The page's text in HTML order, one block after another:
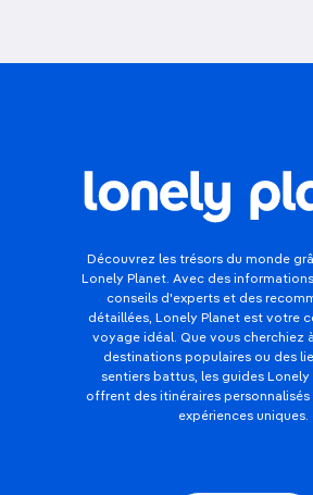
Découvrez les trésors du monde
Lonely Planet. Avec des
conseils d'experts et des
détaillées, Lonely Planet est votre
voyage idéal. Que vous cherchiez
destinations populaires ou des
sentiers battus, les guides Lonely
offrent des itinéraires
expériences uniques.